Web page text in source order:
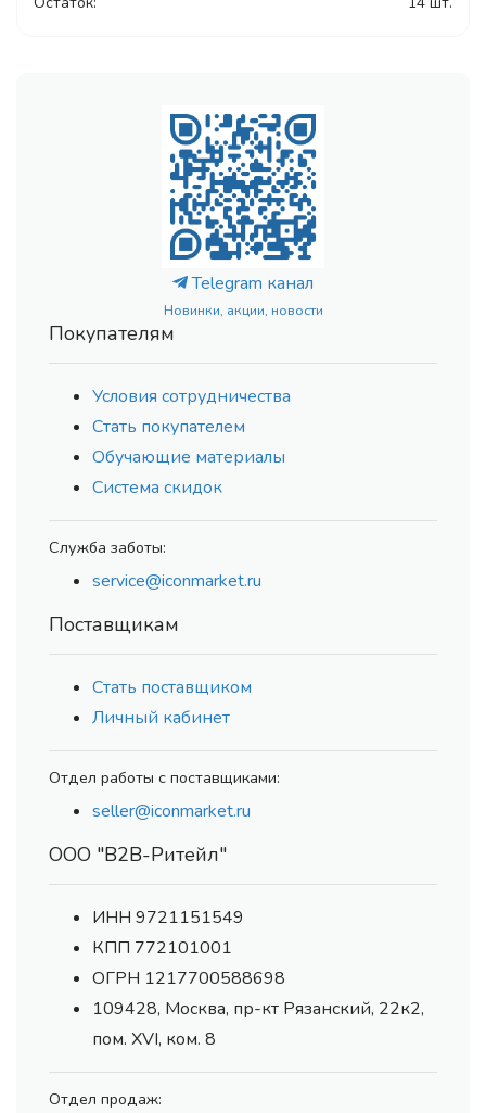
Telegram канал
Новинки, акции, новости
Покупателям
Условия сотрудничества
Стать покупателем
Обучающие материалы
Система скидок
Служба заботы:
service@iconmarket.ru
Поставщикам
Стать поставщиком
Личный кабинет
Отдел работы с поставщиками:
seller@iconmarket.ru
ООО "В2В-Ритейл"
ИНН 9721151549
КПП 772101001
ОГРН 1217700588698
109428, Москва, пр-кт Рязанский, 22к2,
пом. XVI, ком. 8
Отдел продаж: